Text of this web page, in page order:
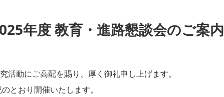
年度 教育・進路懇談会のご案内
動にご高配を賜り、厚く御礼申し上げます。
とおり開催いたします。